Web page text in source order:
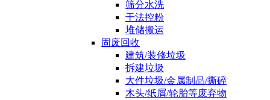
筛分水洗
干法控粉
堆储搬运
固废回收
建筑/装修垃圾
拆建垃圾
大件垃圾/金属制品/撕碎
木头/纸屑/轮胎等废弃物